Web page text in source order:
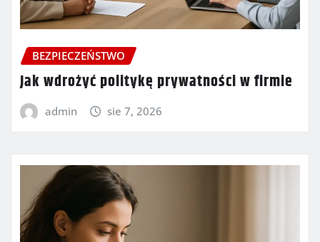
BEZPIECZEŃSTWO
Jak wdrożyć politykę prywatności w firmie
admin sie 7, 2026